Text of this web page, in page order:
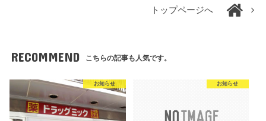
トップページへ
RECOMMEND こちらの記事も人気です。
お知らせ お知らせ